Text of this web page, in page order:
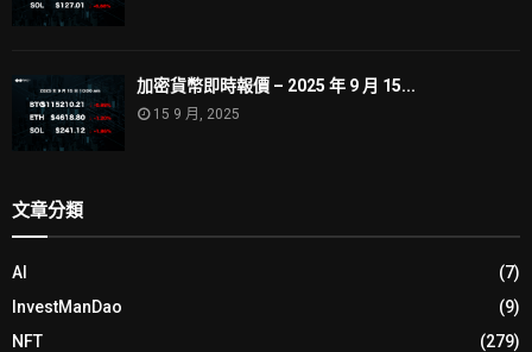
加密貨幣即時報價 – 2025 年 9 月 15...
15 9 月, 2025
文章分類
AI
(7)
InvestManDao
(9)
NFT
(279)